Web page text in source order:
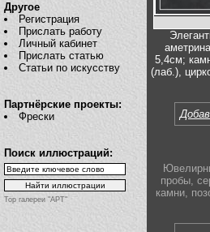
Другое
Регистрация
Прислать работу
Личный кабинет
Прислать статью
Статьи по искусству
Партнёрские проекты:
Фрески
Поиск иллюстраций:
Top галереи "АРТ"
5,4см;
(лаб.),
пробы,
камни,